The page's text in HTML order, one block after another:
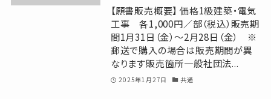
【願書販売概要】 価格1級建築・電気
工事 各1,000円／部（税込）販売期
間1月31日（金）～2月28日（金） ※
郵送で購入の場合は販売期間が異
なります販売箇所一般社団法...
2025年1月27日 共通